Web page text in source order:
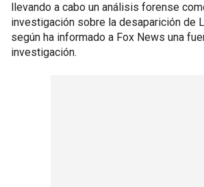
llevando a cabo un análisis forense
investigación sobre la desaparición de
según ha informado a Fox News una
investigación.